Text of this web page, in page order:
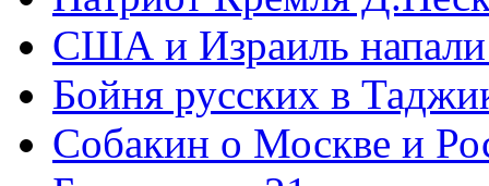
США и Израиль
Бойня русских в
Собакин о Москве и